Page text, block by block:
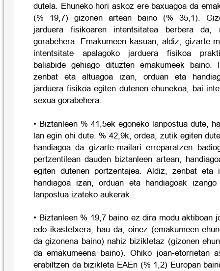
dutela. Ehuneko hori askoz ere baxuagoa da
(% 19,7) gizonen artean baino (% 35,1).
jarduera fisikoaren intentsitatea berbera da,
gorabehera. Emakumeen kasuan, aldiz, gizarte-
intentsitate apalagoko jarduera fisikoa
baliabide gehiago dituzten emakumeek baino.
zenbat eta altuagoa izan, orduan eta
jarduera fisikoa egiten dutenen ehunekoa, bai
sexua gorabehera.
• Biztanleen % 41,5ek egoneko lanpostua dute,
lan egin ohi dute. % 42,9k, ordea, zutik egiten
handiagoa da gizarte-mailari erreparatzen
pertzentilean dauden biztanleen artean,
egiten dutenen portzentajea. Aldiz, zenbat eta
handiagoa izan, orduan eta handiagoak
lanpostua izateko aukerak.
• Biztanleen % 19,7 baino ez dira modu aktiboan
edo ikastetxera, hau da, oinez (emakumeen
da gizonena baino) nahiz bizikletaz (gizonen
da emakumeena baino). Ohiko joan-etorrietan
erabiltzen da bizikleta EAEn (% 1,2) Europan